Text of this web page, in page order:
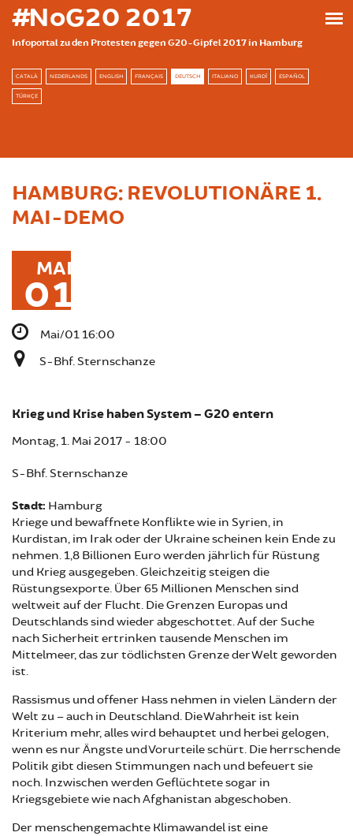
Direkt zum Inhalt
#NoG20 2017
Infoportal zu den Protesten gegen G20-Gipfel 2017 in Hamburg
CATALÀ NEDERLANDS ENGLISH FRANÇAIS DEUTSCH ITALIANO KURDÎ ESPAÑOL
TÜRKÇE
HAMBURG: REVOLUTIONÄRE 1.
MAI-DEMO
MAI
01
Mai/01 16:00
S-Bhf. Sternschanze
Krieg und Krise haben System – G20 entern
Montag, 1. Mai 2017 - 18:00
S-Bhf. Sternschanze
Stadt: Hamburg
Kriege und bewaffnete Konflikte wie in Syrien, in
Kurdistan, im Irak oder der Ukraine scheinen kein Ende zu
nehmen. 1,8 Billionen Euro werden jährlich für Rüstung
und Krieg ausgegeben. Gleichzeitig steigen die
Rüstungsexporte. Über 65 Millionen Menschen sind
weltweit auf der Flucht. Die Grenzen Europas und
Deutschlands sind wieder abgeschottet. Auf der Suche
nach Sicherheit ertrinken tausende Menschen im
Mittelmeer, das zur tödlichsten Grenze der Welt geworden
ist.
Rassismus und offener Hass nehmen in vielen Ländern der
Welt zu – auch in Deutschland. Die Wahrheit ist kein
Kriterium mehr, alles wird behauptet und herbei gelogen,
wenn es nur Ängste und Vorurteile schürt. Die herrschende
Politik gibt diesen Stimmungen nach und befeuert sie
noch. Inzwischen werden Geflüchtete sogar in
Kriegsgebiete wie nach Afghanistan abgeschoben.
Der menschengemachte Klimawandel ist eine